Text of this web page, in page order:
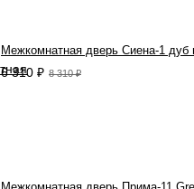
Межкомнатная дверь Сиена-1 дуб
6 310 ₽ 8 310₽